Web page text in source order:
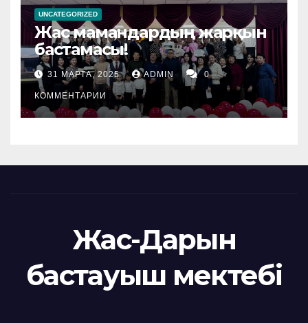
UNCATEGORIZED
Жас мамандардың жарқын
бастамасы!
31 МАРТА, 2025 ADMIN 0
КОММЕНТАРИИ
Жас-Дарын
бастауыш мектебі